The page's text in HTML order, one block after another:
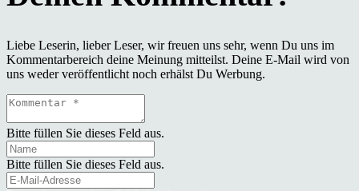
Liebe Leserin, lieber Leser, wir freuen uns sehr, wenn Du uns im
Kommentarbereich deine Meinung mitteilst. Deine E-Mail wird von
uns weder veröffentlicht noch erhälst Du Werbung.
Bitte füllen Sie dieses Feld aus.
Bitte füllen Sie dieses Feld aus.